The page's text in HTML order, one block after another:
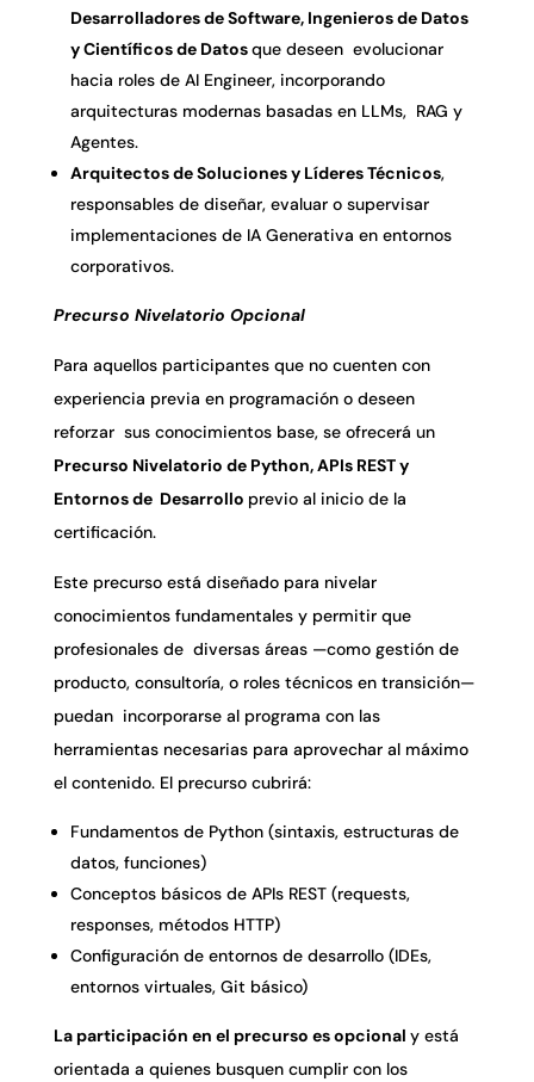
Desarrolladores de Software, Ingenieros de Datos
y Científicos de Datosque deseen evolucionar
hacia roles de AI Engineer, incorporando
arquitecturas modernas basadas en LLMs, RAG y
Agentes.
Arquitectos de Soluciones y Líderes Técnicos,
responsables de diseñar, evaluar o supervisar
implementaciones de IA Generativa en entornos
corporativos.
Precurso Nivelatorio Opcional
Para aquellos participantes que no cuenten con
experiencia previa en programación o deseen
reforzar sus conocimientos base, se ofrecerá un
Precurso Nivelatorio de Python, APIs REST y
Entornos de Desarrollo previo al inicio de la
certificación.
Este precurso está diseñado para nivelar
conocimientos fundamentales y permitir que
profesionales de diversas áreas —como gestión de
producto, consultoría, o roles técnicos en transición—
puedan incorporarse al programa con las
herramientas necesarias para aprovechar al máximo
el contenido. El precurso cubrirá:
Fundamentos de Python (sintaxis, estructuras de
datos, funciones)
Conceptos básicos de APIs REST (requests,
responses, métodos HTTP)
Configuración de entornos de desarrollo (IDEs,
entornos virtuales, Git básico)
La participación en el precurso es opcional y está
orientada a quienes busquen cumplir con los